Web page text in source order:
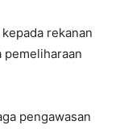
rekanan
pemeliharaan
pengawasan